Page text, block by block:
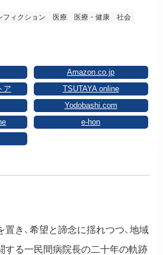
フィクション 医療 医療・健康 社会
Amazon.co.jp
ア
TSUTAYA online
Yodobashi.com
e-hon
き、希望と諦念に揺れつつ、地域
する一民間病院長の二十年の軌跡